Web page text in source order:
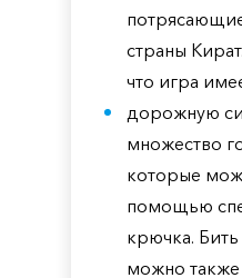
страны
что игра
дорожную
множество
которые
помощью
крючка.
можно также